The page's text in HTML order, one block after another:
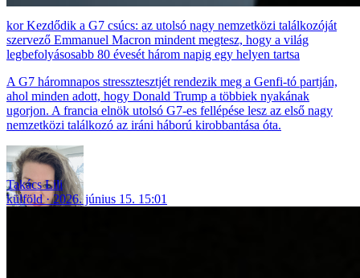
Kezdődik a G7 csúcs: az utolsó nagy nemzetközi találkozóját
szervező Emmanuel Macron mindent megtesz, hogy a világ
legbefolyásosabb 80 évesét három napig egy helyen tartsa
A G7 háromnapos stressztesztjét rendezik meg a Genfi-tó partján,
ahol minden adott, hogy Donald Trump a többiek nyakának
ugorjon. A francia elnök utolsó G7-es fellépése lesz az első nagy
nemzetközi találkozó az iráni háború kirobbantása óta.
Takács Lili
külföld
2026. június 15. 15:01